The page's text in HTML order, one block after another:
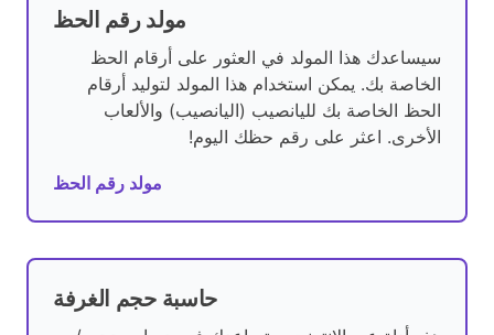
مولد رقم الحظ
سيساعدك هذا المولد في العثور على أرقام الحظ
الخاصة بك. يمكن استخدام هذا المولد لتوليد أرقام
الحظ الخاصة بك لليانصيب (اليانصيب) والألعاب
الأخرى. اعثر على رقم حظك اليوم!
مولد رقم الحظ
حاسبة حجم الغرفة